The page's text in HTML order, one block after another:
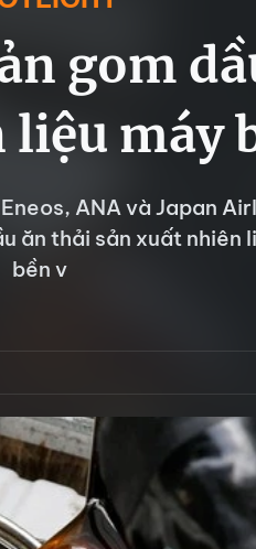
gom
máy
ANA và Japan
ăn thải sản xuất nhiên
bền v